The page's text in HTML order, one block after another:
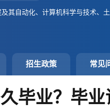
其自动化、计算机科学与技术、
招生政策 常见
毕业？毕业